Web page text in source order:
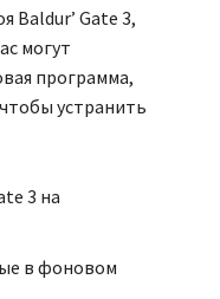
Baldur’ Gate 3,
могут
программа,
устранить
3 на
в фоновом